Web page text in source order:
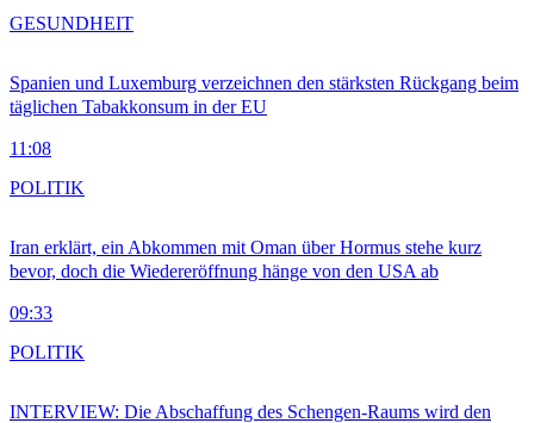
Spanien und Luxemburg verzeichnen den stärksten Rückgang beim
täglichen Tabakkonsum in der EU
11:08
GESUNDHEIT
Iran erklärt, ein Abkommen mit Oman über Hormus stehe kurz
bevor, doch die Wiedereröffnung hänge von den USA ab
09:33
POLITIK
INTERVIEW: Die Abschaffung des Schengen-Raums wird den
POLITIK